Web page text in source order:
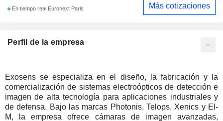
Perfil de la empresa
Exosens se especializa en el diseño, la fabricación y la
comercialización de sistemas electroópticos de detección e
imagen de alta tecnología para aplicaciones industriales y
de defensa. Bajo las marcas Photonis, Telops, Xenics y El-
M, la empresa ofrece cámaras de imagen avanzadas,
En tiempo real Euronext Paris Más cotizaciones